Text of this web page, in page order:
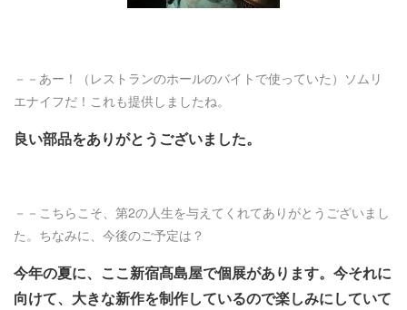
－－あー！（レストランのホールのバイトで使っていた）ソムリ
エナイフだ！これも提供しましたね。
良い部品をありがとうございました。
－－こちらこそ、第2の人生を与えてくれてありがとうございまし
た。ちなみに、今後のご予定は？
今年の夏に、ここ新宿髙島屋で個展があります。今それに
向けて、大きな新作を制作しているので楽しみにしていて